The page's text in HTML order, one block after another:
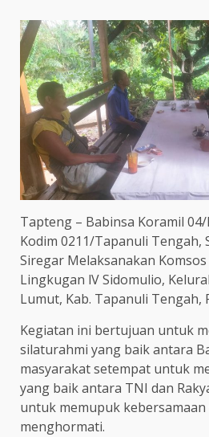
Tapteng – Babinsa Koramil
Kodim 0211/Tapanuli Tengah,
Siregar Melaksanakan
Lingkugan lV Sidomulio,
Lumut, Kab. Tapanuli Tengah,
Kegiatan ini bertujuan untuk
silaturahmi yang baik antara
masyarakat setempat untuk
yang baik antara TNI dan
untuk memupuk
menghormati.